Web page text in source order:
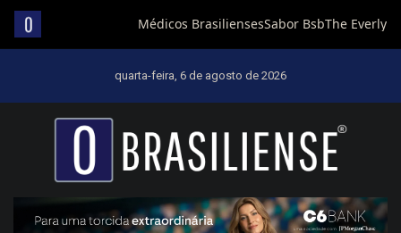
quarta-feira, 6 de agosto de 2026
Um diário de notícias que trabalha por Brasília